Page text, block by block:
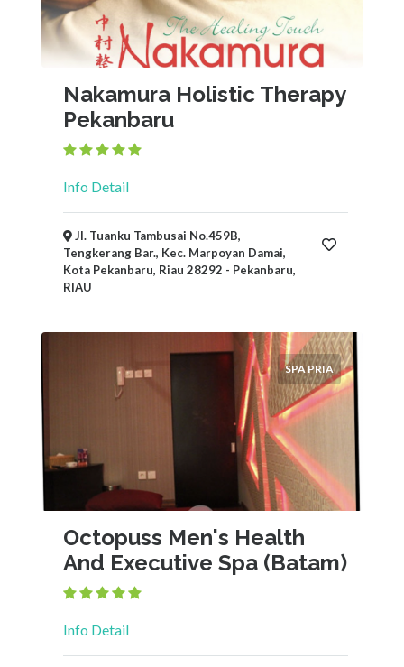
Nakamura Holistic Therapy
Pekanbaru
Info Detail
Jl. Tuanku Tambusai No.459B,
Tengkerang Bar., Kec. Marpoyan Damai,
Kota Pekanbaru, Riau 28292 - Pekanbaru,
RIAU
SPA PRIA
Octopuss Men's Health
And Executive Spa (Batam)
Info Detail